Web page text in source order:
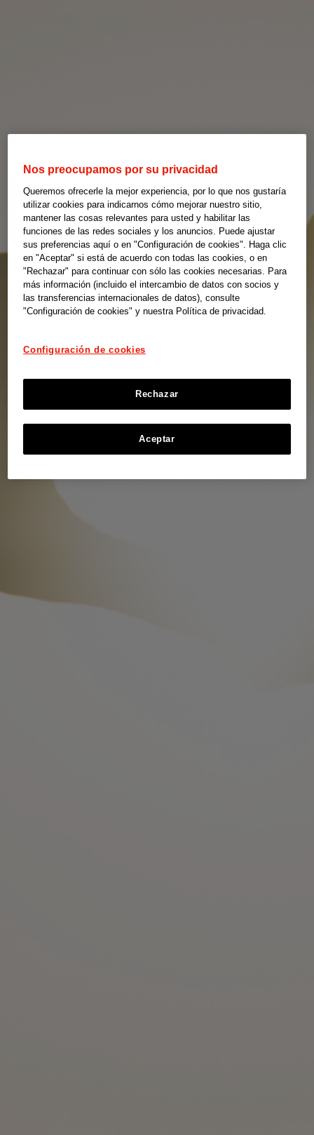
Nos preocupamos por su privacidad
Queremos ofrecerle la mejor experiencia, por lo que nos gustaría
utilizar cookies para indicarnos cómo mejorar nuestro sitio,
mantener las cosas relevantes para usted y habilitar las
funciones de las redes sociales y los anuncios. Puede ajustar
sus preferencias aquí o en "Configuración de cookies". Haga clic
en "Aceptar" si está de acuerdo con todas las cookies, o en
"Rechazar" para continuar con sólo las cookies necesarias. Para
más información (incluido el intercambio de datos con socios y
las transferencias internacionales de datos), consulte
"Configuración de cookies" y nuestra Política de privacidad.
Configuración de cookies
Rechazar
Aceptar